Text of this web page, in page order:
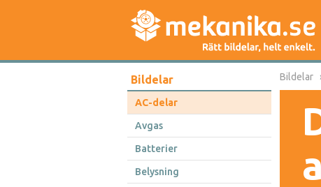
Bildelar
AC-delar
Avgas
Batterier
Belysning
Bildelar